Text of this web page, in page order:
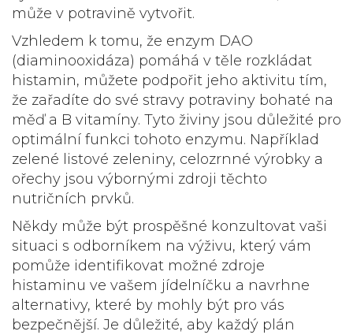
může v potravině vytvořit.
Vzhledem k tomu, že enzym DAO
(diaminooxidáza) pomáhá v těle rozkládat
histamin, můžete podpořit jeho aktivitu tím,
že zařadíte do své stravy potraviny bohaté na
měď a B vitamíny. Tyto živiny jsou důležité pro
optimální funkci tohoto enzymu. Například
zelené listové zeleniny, celozrnné výrobky a
ořechy jsou výbornými zdroji těchto
nutričních prvků.
Někdy může být prospěšné konzultovat vaši
situaci s odborníkem na výživu, který vám
pomůže identifikovat možné zdroje
histaminu ve vašem jídelníčku a navrhne
alternativy, které by mohly být pro vás
bezpečnější. Je důležité, aby každý plán